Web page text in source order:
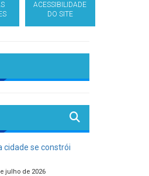
ACESSIBILIDADE
DO SITE
cidade se constrói
julho de 2026